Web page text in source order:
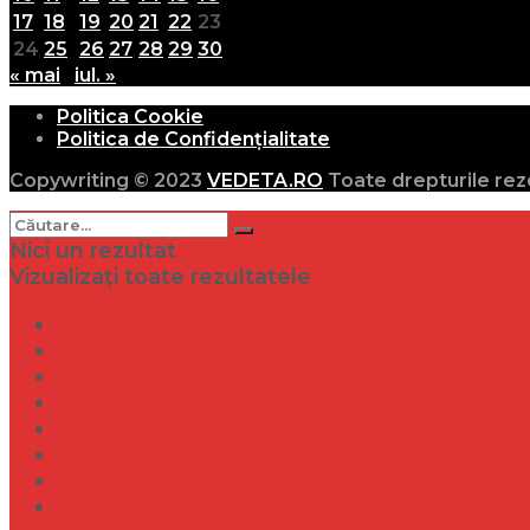
17 18 19 20 21 22 23
24 25 26 27 28 29 30
« mai
iul. »
Politica Cookie
Politica de Confidențialitate
Copywriting © 2023 VEDETA.RO Toate drepturile
Nici un rezultat
Vizualizați toate rezultatele